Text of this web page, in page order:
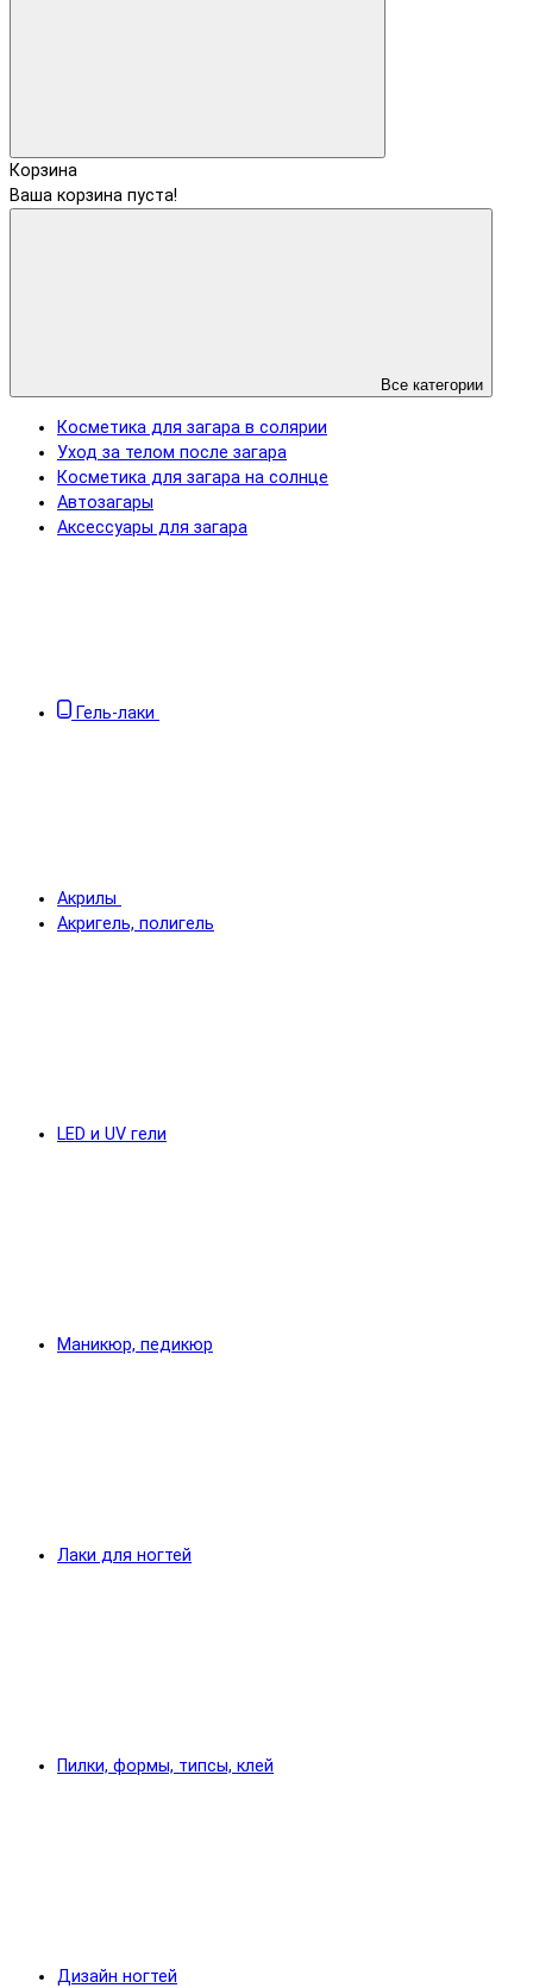
Корзина
Ваша корзина пуста!
Все категории
Косметика для загара в солярии
Уход за телом после загара
Косметика для загара на солнце
Автозагары
Аксессуары для загара
Гель-лаки
Акрилы
Акригель, полигель
LED и UV гели
Маникюр, педикюр
Лаки для ногтей
Пилки, формы, типсы, клей
Дизайн ногтей